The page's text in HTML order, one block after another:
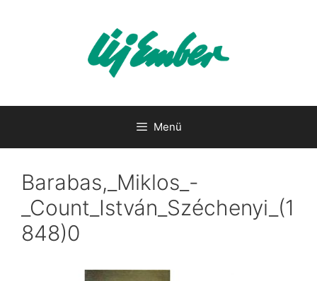
Menü
Barabas,_Miklos_-
_Count_István_Széchenyi_(1
848)0